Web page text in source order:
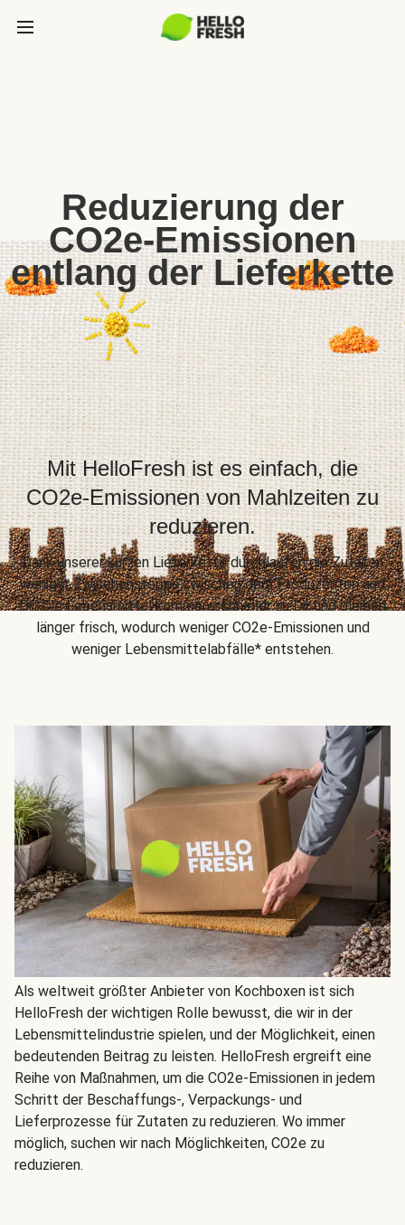
Reduzierung der
CO2e-Emissionen
entlang der Lieferkette
Mit HelloFresh ist es einfach, die
CO2e-Emissionen von Mahlzeiten zu
reduzieren.
Dank unserer kurzen Lieferkette durchlaufen die Zutaten
weniger Zwischenstopps zwischen dem Produzenten und
Dir. Die Lebensmittel kommen schneller zu Dir und bleiben
länger frisch, wodurch weniger CO2e-Emissionen und
weniger Lebensmittelabfälle* entstehen.
Als weltweit größter Anbieter von Kochboxen ist sich
HelloFresh der wichtigen Rolle bewusst, die wir in der
Lebensmittelindustrie spielen, und der Möglichkeit, einen
bedeutenden Beitrag zu leisten. HelloFresh ergreift eine
Reihe von Maßnahmen, um die CO2e-Emissionen in jedem
Schritt der Beschaffungs-, Verpackungs- und
Lieferprozesse für Zutaten zu reduzieren. Wo immer
möglich, suchen wir nach Möglichkeiten, CO2e zu
reduzieren.